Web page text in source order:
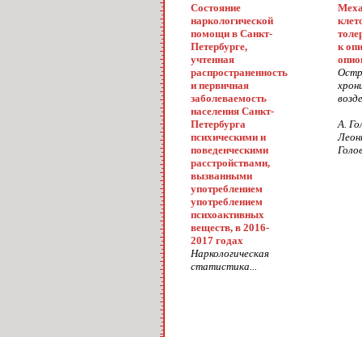
Состояние
наркологической
помощи в Санкт-
Петербурге,
учтенная
распространенность
и первичная
заболеваемость
населения Санкт-
Петербурга
психическими и
поведенческими
расстройствами,
вызванными
употреблением
употреблением
психоактивных
веществ, в 2016-
2017 годах
Наркологическая
статистика...
к
А.